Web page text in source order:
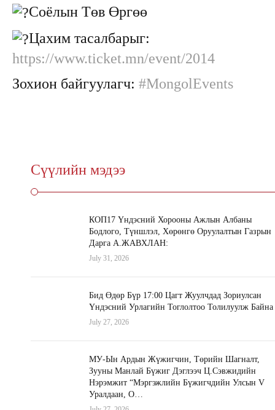
Соёлын Төв Өргөө
Цахим тасалбарыг:
https://www.ticket.mn/event/2014
Зохион байгуулагч: #MongolEvents
Сүүлийн мэдээ
КОП17 Үндэсний Хорооны Ажлын Албаны
Бодлого, Түншлэл, Хөрөнгө Оруулалтын Газрын
Дарга А.ЖАВХЛАН:
July 31, 2026
Бид Өдөр Бүр 17:00 Цагт Жуулчдад Зориулсан
Үндэсний Урлагийн Тоглолтоо Толилуулж Байна
July 27, 2026
МУ-Ын Ардын Жүжигчин, Төрийн Шагналт,
Зууны Манлай Бүжиг Дэглээч Ц.Сэвжидийн
Нэрэмжит “Мэргэжлийн Бүжигчдийн Улсын V
Уралдаан, О…